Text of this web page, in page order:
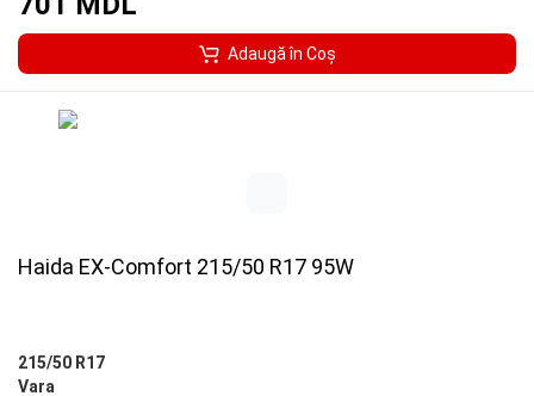
Adaugă în Coş
Haida EX-Comfort 215/50 R17 95W
215/50 R17
Vara